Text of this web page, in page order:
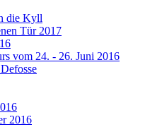
die Kyll
Tür 2017
vom 24. - 26. Juni 2016
2016